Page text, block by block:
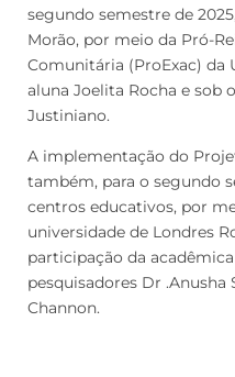
segundo semestre de
Morão, por meio da Pró-
Comunitária (ProExac) da
aluna Joelita Rocha e sob
Justiniano.
A implementação do
também, para o segundo
centros educativos, por
universidade de Londres
participação da
pesquisadores Dr .Anusha
Channon.